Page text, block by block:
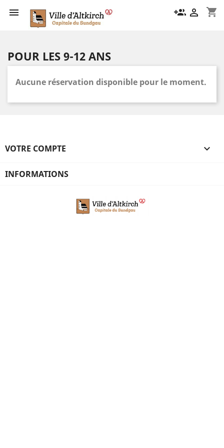
 shopping_cart
group_add 
POUR LES 9-12 ANS
Aucune réservation disponible pour le moment.
VOTRE COMPTE 
INFORMATIONS